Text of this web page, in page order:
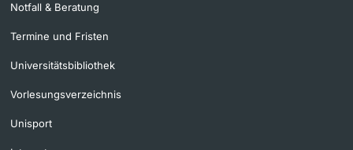
Notfall & Beratung
Termine und Fristen
Universitätsbibliothek
Vorlesungsverzeichnis
Unisport